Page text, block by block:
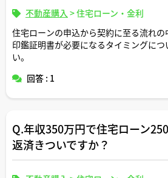
不動産購入 >住宅ローン・金利
住宅ローンの申込から契約に至る流れの
印鑑証明書が必要になるタイミングにつ
い。
回答 : 1
Q.年収350万円で住宅ローン
返済きついですか？